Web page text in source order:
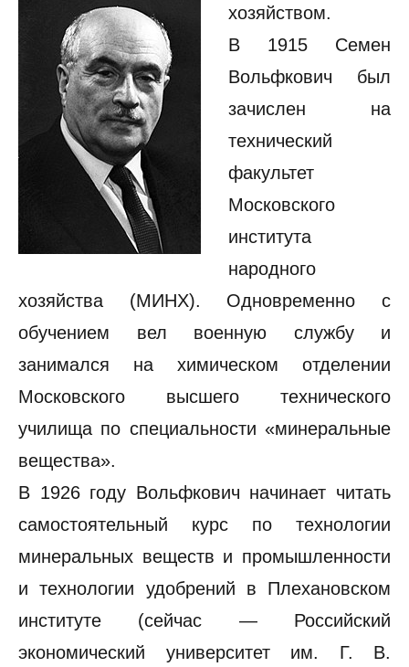
хозяйством.
В 1915 Семен
Вольфкович был
зачислен на
технический
факультет
Московского
института
народного
хозяйства (МИНХ). Одновременно с
обучением вел военную службу и
занимался на химическом отделении
Московского высшего технического
училища по специальности «минеральные
вещества».
В 1926 году Вольфкович начинает читать
самостоятельный курс по технологии
минеральных веществ и промышленности
и технологии удобрений в Плехановском
институте (сейчас — Российский
экономический университет им. Г. В.